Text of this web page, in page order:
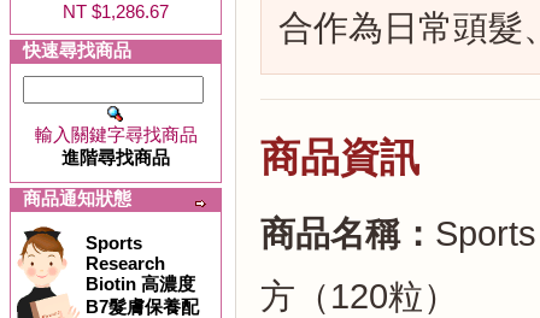
NT $1,286.67
快速尋找商品
輸入關鍵字尋找商品
進階尋找商品
商品通知狀態
Sports
Research
Biotin 高濃度
B7髮膚保養配
合作為日常頭髮
商品資訊
商品名稱：
方（120粒）